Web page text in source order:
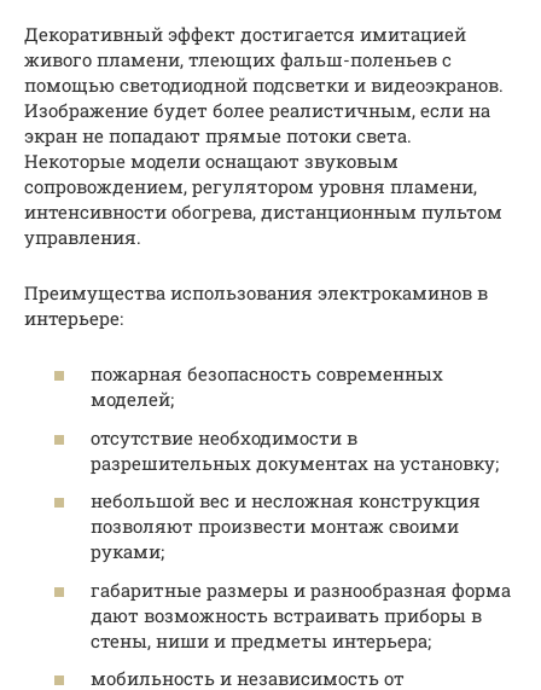
Декоративный эффект достигается имитацией
живого пламени, тлеющих фальш-поленьев с
помощью светодиодной подсветки и видеоэкранов.
Изображение будет более реалистичным, если на
экран не попадают прямые потоки света.
Некоторые модели оснащают звуковым
сопровождением, регулятором уровня пламени,
интенсивности обогрева, дистанционным пультом
управления.
Преимущества использования электрокаминов в
интерьере:
пожарная безопасность современных
моделей;
отсутствие необходимости в
разрешительных документах на установку;
небольшой вес и несложная конструкция
позволяют произвести монтаж своими
руками;
габаритные размеры и разнообразная форма
дают возможность встраивать приборы в
стены, ниши и предметы интерьера;
мобильность и независимость от